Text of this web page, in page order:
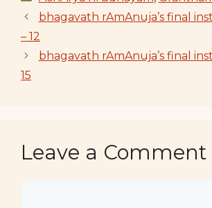
bhagavath rAmAnuja’s final
– 12
bhagavath rAmAnuja’s final
15
Leave a Comment